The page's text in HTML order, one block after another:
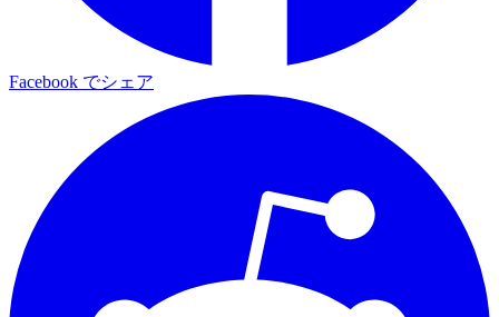
Facebook でシェア